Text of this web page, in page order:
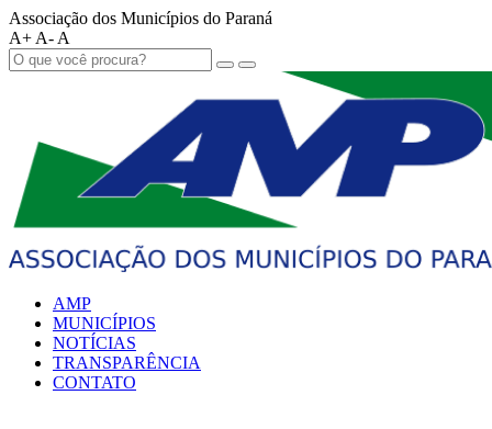
Associação dos Municípios do Paraná
A+ A- A
AMP
MUNICÍPIOS
NOTÍCIAS
TRANSPARÊNCIA
CONTATO